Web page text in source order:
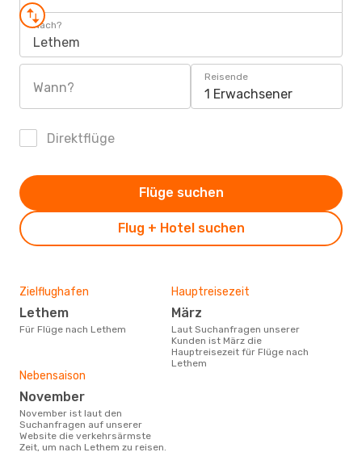
Nach?
Lethem
Wann?
Reisende
1 Erwachsener
Direktflüge
Flug + Hotel suchen
Flüge suchen
Zielflughafen
Lethem
Für Flüge nach Lethem
Hauptreisezeit
März
Laut Suchanfragen unserer
Kunden ist März die
Hauptreisezeit für Flüge nach
Lethem
Nebensaison
November
November ist laut den
Suchanfragen auf unserer
Website die verkehrsärmste
Zeit, um nach Lethem zu reisen.